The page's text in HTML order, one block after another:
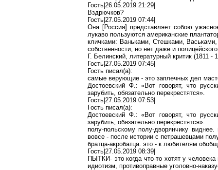
Гость|26.05.2019 21:29|
Вздрючков?
Гость|27.05.2019 07:44|
Она [Россия] представляет собою
лукаво пользуются американские
кличками: Ваньками, Стешками,
собственности, но нет даже и
Г. Белинский, литературный критик (1811 -
Гость|27.05.2019 07:45|
Гость писал(a):
самые верующие - это заплечных дел
Достоевский Ф.: «Вот говорят, что
зарубить, обязательно перекрестятся».
Гость|27.05.2019 07:53|
Гость писал(a):
Достоевский Ф.: «Вот говорят, что
зарубить, обязательно перекрестятся».
полу-польскому полу-дворянчику виднее.
вовсе - после истории с петрашевцами
братца-акробатца. это - к любителям
Гость|27.05.2019 08:39|
ПЫТКИ- это когда что-то хотят у человека
идиотизм, противоправные уголовно-